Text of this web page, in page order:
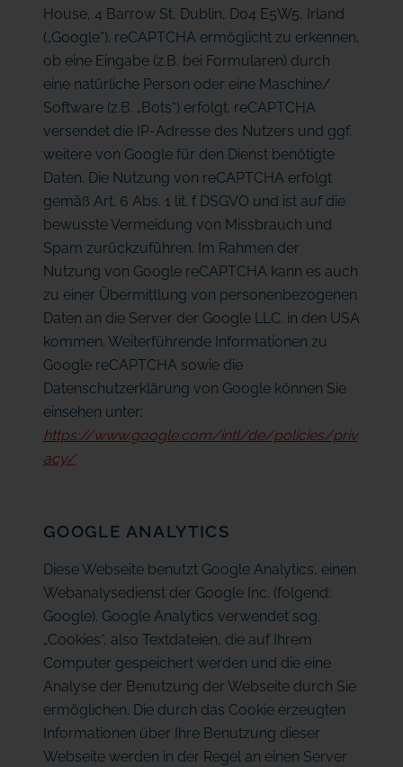
House, 4 Barrow St, Dublin, D04 E5W5, Irland
(„Google“). reCAPTCHA ermöglicht zu erkennen,
ob eine Eingabe (z.B. bei Formularen) durch
eine natürliche Person oder eine Maschine/
Software (z.B. „Bots“) erfolgt. reCAPTCHA
versendet die IP-Adresse des Nutzers und ggf.
weitere von Google für den Dienst benötigte
Daten. Die Nutzung von reCAPTCHA erfolgt
gemäß Art. 6 Abs. 1 lit. f DSGVO und ist auf die
bewusste Vermeidung von Missbrauch und
Spam zurückzuführen. Im Rahmen der
Nutzung von Google reCAPTCHA kann es auch
zu einer Übermittlung von personenbezogenen
Daten an die Server der Google LLC. in den USA
kommen. Weiterführende Informationen zu
Google reCAPTCHA sowie die
Datenschutzerklärung von Google können Sie
einsehen unter:
https://www.google.com/intl/de/policies/priv
acy/
GOOGLE ANALYTICS
Diese Webseite benutzt Google Analytics, einen
Webanalysedienst der Google Inc. (folgend:
Google). Google Analytics verwendet sog.
„Cookies“, also Textdateien, die auf Ihrem
Computer gespeichert werden und die eine
Analyse der Benutzung der Webseite durch Sie
ermöglichen. Die durch das Cookie erzeugten
Informationen über Ihre Benutzung dieser
Webseite werden in der Regel an einen Server